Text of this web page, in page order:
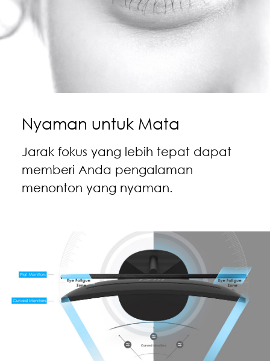
Nyaman untuk Mata
Jarak fokus yang lebih tepat dapat
memberi Anda pengalaman
menonton yang nyaman.